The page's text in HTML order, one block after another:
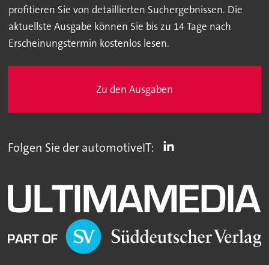
profitieren Sie von detaillierten Suchergebnissen. Die
aktuellste Ausgabe können Sie bis zu 14 Tage nach
Erscheinungstermin kostenlos lesen.
Zu den Ausgaben
Folgen Sie der automotiveIT: